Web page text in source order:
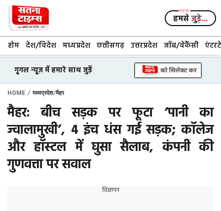
Skip
content
हमसेजुड़े...
होम देश/विदेश मध्यप्रदेश छत्तीसगढ़ उत्तरप्रदेश जॉब/वेकैंसी
गूगल न्यूज़ में हमारे साथ जुड़ें
HOME / मध्यप्रदेश/मैहर
मैहर: बीच सड़क पर फूटा ‘पानी का
ज्वालामुखी’, 4 इंच धंस गई सड़क; कॉलेज
और हॉस्टल में घुसा सैलाब, कंपनी की
गुणवत्ता पर सवाल
विज्ञापन